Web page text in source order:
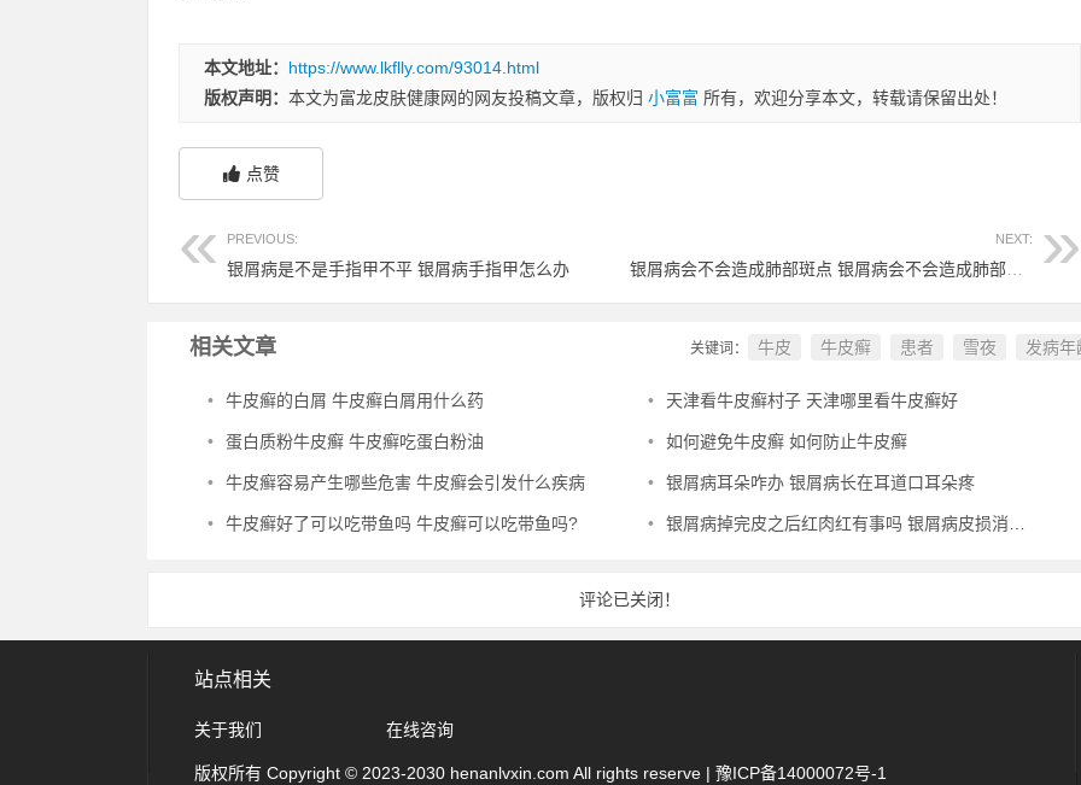
本文地址： https://www.lkflly.com/93014.html
版权声明： 本文为富龙皮肤健康网的网友投稿文章，版权归 小富富 所有，欢迎分享本文，转载请保留出处！
点赞
PREVIOUS:
银屑病是不是手指甲不平 银屑病手指甲怎么办
NEXT:
相关文章 关键词： 牛皮 牛皮癣 患者 雪夜 发病年
• 牛皮癣的白屑 牛皮癣白屑用什么药 • 天津看牛皮癣村子 天津哪里看牛皮癣好
• 蛋白质粉牛皮癣 牛皮癣吃蛋白粉油 • 如何避免牛皮癣 如何防止牛皮癣
• 牛皮癣容易产生哪些危害 牛皮癣会引发什么疾病 • 银屑病耳朵咋办 银屑病长在耳道口耳朵疼
• 牛皮癣好了可以吃带鱼吗 牛皮癣可以吃带鱼吗? • 银屑病掉完皮之后红肉红有事吗 银屑病皮损消退又长小红点
评论已关闭！
站点相关
关于我们 在线咨询
版权所有 Copyright © 2023-2030 henanlvxin.com All rights reserve | 豫ICP备14000072号-1